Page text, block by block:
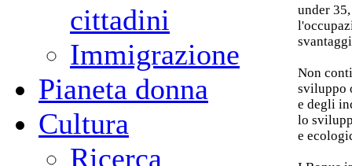
cittadini
Immigrazione
Pianeta donna
Cultura
Ricerca
under
Non
sviluppo
e degli
lo
e